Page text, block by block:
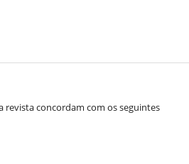
revista concordam com os seguintes